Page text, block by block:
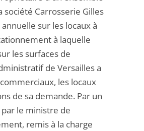
Carrosserie Gilles
sur les locaux à
à laquelle
les surfaces de
de Versailles a
les locaux
de sa demande. Par un
le ministre de
remis à la charge